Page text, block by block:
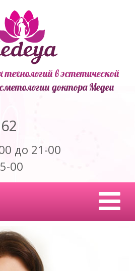
в эстетической
доктора Медеи
до 21-00
00